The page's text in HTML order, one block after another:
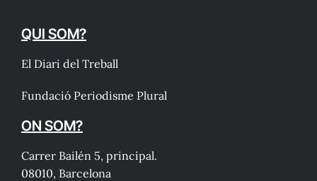
QUI SOM?
El Diari del Treball
Fundació Periodisme Plural
ON SOM?
Carrer Bailén 5, principal.
08010, Barcelona